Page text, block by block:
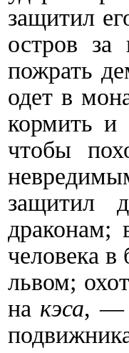
защитил
остров за
пожрать
одет в
кормить и
чтобы
защитил
драконам;
человека
львом;
на кэса, —